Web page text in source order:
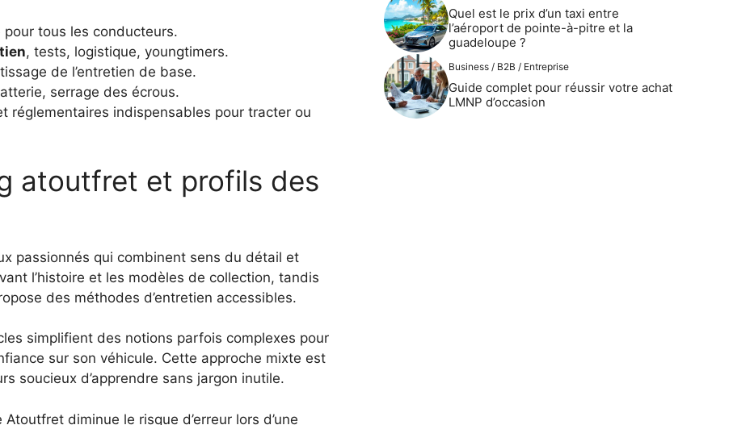
tous les conducteurs.
, tests, logistique, youngtimers.
de l’entretien de base.
serrage des écrous.
réglementaires indispensables pour tracter ou
atoutfret et profils des
passionnés qui combinent sens du détail et
l’histoire et les modèles de collection, tandis
des méthodes d’entretien accessibles.
simplifient des notions parfois complexes pour
sur son véhicule. Cette approche mixte est
soucieux d’apprendre sans jargon inutile.
diminue le risque d’erreur lors d’une
Quel est le prix d’un taxi entre
l’aéroport de pointe-à-pitre et la
guadeloupe ?
Business / B2B / Entreprise
Guide complet pour réussir votre achat
LMNP d’occasion